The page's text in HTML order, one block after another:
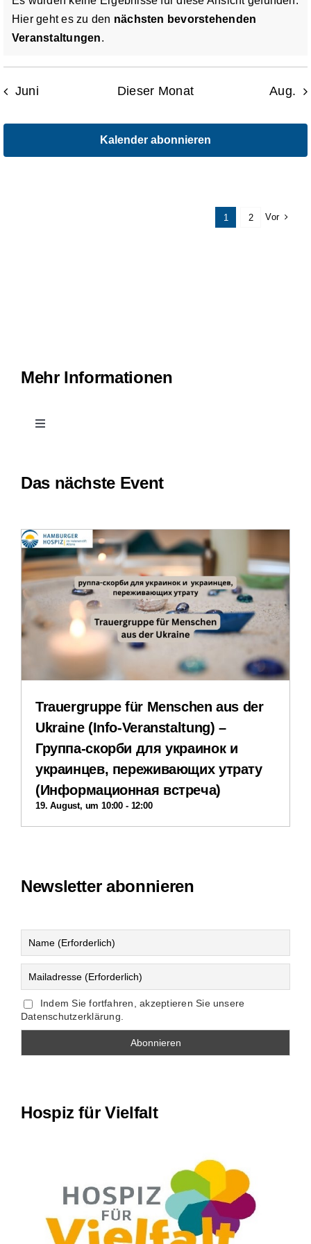
Aktuelles
Hinweis
Hier geht es zu den nächsten bevorstehenden
Veranstaltungen.
Juni Dieser Monat Aug.
Kalender abonnieren
1 2 Vor
Mehr Informationen
Toggle
Erfahrungsberichte
Downloads
Das nächste Event
Trauergruppe für Menschen aus der
Ukraine (Info-Veranstaltung) –
Группа-скорби для украинок и
украинцев, переживающих утрату
(Информационная встреча)
19. August, um 10:00 - 12:00
Newsletter abonnieren
Indem Sie fortfahren, akzeptieren Sie unsere
Datenschutzerklärung.
Hospiz für Vielfalt